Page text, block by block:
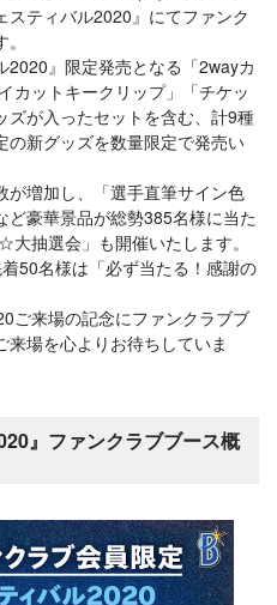
ティバル2020』にてファンク
2020』限定発売となる「2wayカ
カットキークリップ」「チケッ
ズが入ったセットを含む、計9種
の新グッズを数量限定で発売い
が増加し、「選手直筆サイン色
豪華景品が総勢385名様に当た
抽選会」も開催いたします。
50名様は「必ず当たる！感謝の
ご来場の記念にファンクラブブ
場を心よりお待ちしていま
』ファンクラブブース概